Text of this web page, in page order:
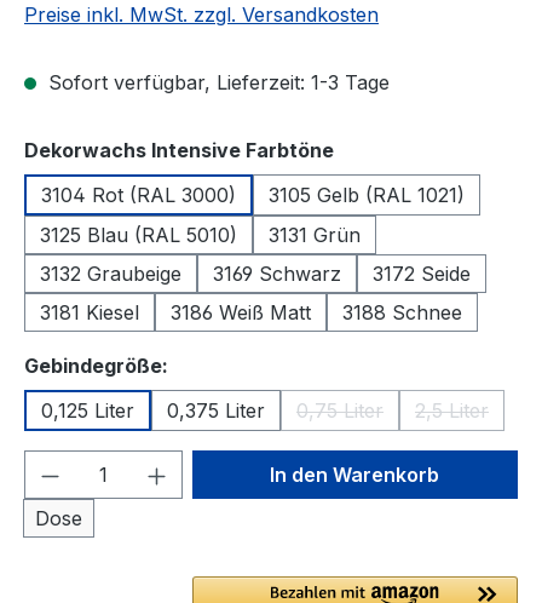
Preise inkl. MwSt. zzgl. Versandkosten
Sofort verfügbar, Lieferzeit: 1-3 Tage
Dekorwachs Intensive Farbtöneauswählen
3104 Rot (RAL 3000)
3105 Gelb (RAL 1021)
3125 Blau (RAL 5010)
3131 Grün
3132 Graubeige
3169 Schwarz
3172 Seide
3181 Kiesel
3186 Weiß Matt 3188 Schnee
Gebindegröße:
0,125 Liter
0,375 Liter 0,75 Liter
(Diese Option ist zurzeit
2,5 Liter
(Diese
Produkt Anzahl: Gib den
Dose
In den Warenkorb